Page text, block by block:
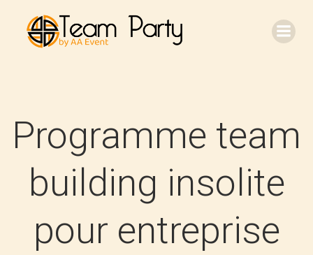
au
contenu
Programme team
building insolite
pour entreprise